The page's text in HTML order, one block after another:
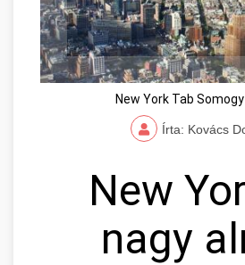
New York Tab
Írta: Kovács
New
nagy